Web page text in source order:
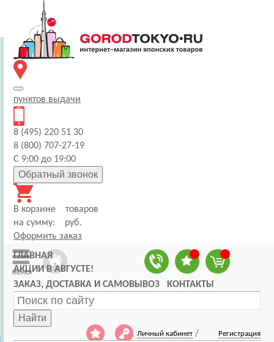
пунктов выдачи
8 (495) 220 51 30
8 (800) 707-27-19
С 9:00 до 19:00
Обратный звонок
В корзине
товаров
на сумму:
руб.
Оформить заказ
ГЛАВНАЯ
АКЦИИ В АВГУСТЕ!
ЗАКАЗ, ДОСТАВКА И САМОВЫВОЗ
КОНТАКТЫ
Найти
Личный кабинет / Регистрация